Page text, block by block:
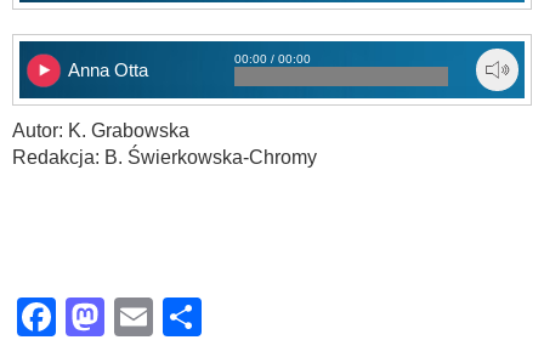
Anna Otta
00:00 / 00:00
Autor: K. Grabowska
Redakcja: B. Świerkowska-Chromy
Facebook
Mastodon
Email